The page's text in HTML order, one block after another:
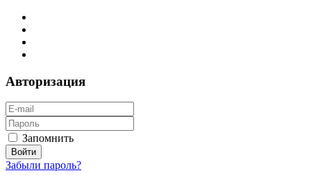
Авторизация
Запомнить
Забыли пароль?